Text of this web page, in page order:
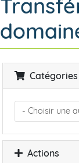
Catégories
Actions